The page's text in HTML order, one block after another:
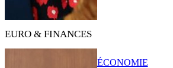
EURO & FINANCES
ÉCONOMIE